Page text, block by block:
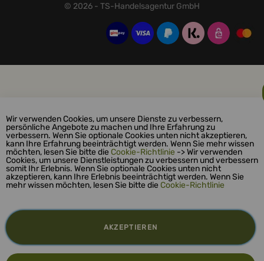
© 2026 - TS-Handelsagentur GmbH
Wir verwenden Cookies, um unsere Dienste zu verbessern,
persönliche Angebote zu machen und Ihre Erfahrung zu
verbessern. Wenn Sie optionale Cookies unten nicht akzeptieren,
kann Ihre Erfahrung beeinträchtigt werden. Wenn Sie mehr wissen
möchten, lesen Sie bitte die Cookie-Richtlinie -> Wir verwenden
Cookies, um unsere Dienstleistungen zu verbessern und verbessern
somit Ihr Erlebnis. Wenn Sie optionale Cookies unten nicht
akzeptieren, kann Ihre Erlebnis beeinträchtigt werden. Wenn Sie
mehr wissen möchten, lesen Sie bitte die Cookie-Richtlinie
AKZEPTIEREN